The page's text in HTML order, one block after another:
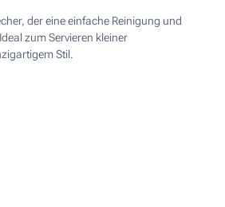
der eine einfache Reinigung und
zum Servieren kleiner
Stil.